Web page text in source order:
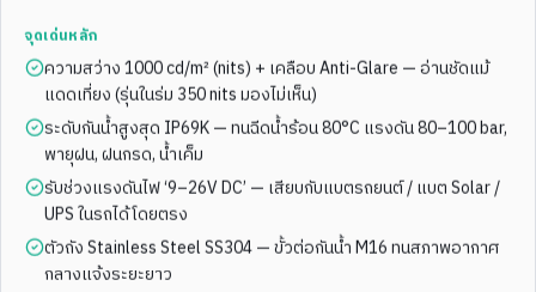
15" IP67 QR SCANNER
15 Inch Stainless Steel Case
Touchscreen PC Full IP67
Waterproof Panel Pc with QR
ดูสเปกเต็ม
16:9 WIDESCREEN
15.6 Inch Industrial
IP66 Capacitive Touch
Screen Rugged All in One PC
จุดเด่นหลัก
ความสว่าง 1000 cd/m² (nits) + เคลือบ Anti-Glare — อ่านชัดแม้
แดดเที่ยง (รุ่นในร่ม 350 nits มองไม่เห็น)
ระดับกันน้ำสูงสุด IP69K — ทนฉีดน้ำร้อน 80°C แรงดัน 80–100 bar,
พายุฝน, ฝนกรด, น้ำเค็ม
รับช่วงแรงดันไฟ ‘9–26V DC’ — เสียบกับแบตรถยนต์ / แบต Solar /
UPS ในรถได้โดยตรง
ตัวถัง Stainless Steel SS304 — ขั้วต่อกันน้ำ M16 ทนสภาพอากาศ
กลางแจ้งระยะยาว